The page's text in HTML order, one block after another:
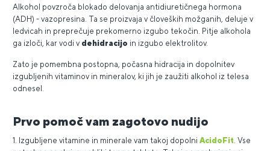
Alkohol povzroča blokado delovanja antidiuretičnega hormona
(ADH) - vazopresina. Ta se proizvaja v človeških možganih, deluje v
ledvicah in preprečuje prekomerno izgubo tekočin. Pitje alkohola
ga izloči, kar vodi v dehidracijo in izgubo elektrolitov.
Zato je pomembna postopna, počasna hidracija in dopolnitev
izgubljenih vitaminov in mineralov, ki jih je zaužiti alkohol iz telesa
odnesel.
Prvo pomoč vam zagotovo nudijo
1. Izgubljene vitamine in minerale vam takoj dopolni AcidoFit . Vse